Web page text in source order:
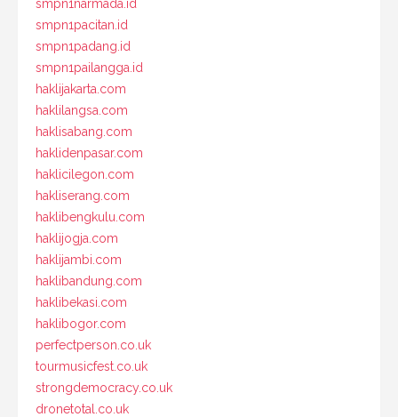
smpn1narmada.id
smpn1pacitan.id
smpn1padang.id
smpn1pailangga.id
haklijakarta.com
haklilangsa.com
haklisabang.com
haklidenpasar.com
haklicilegon.com
hakliserang.com
haklibengkulu.com
haklijogja.com
haklijambi.com
haklibandung.com
haklibekasi.com
haklibogor.com
perfectperson.co.uk
tourmusicfest.co.uk
strongdemocracy.co.uk
dronetotal.co.uk